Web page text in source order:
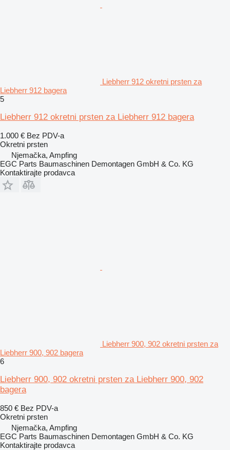
Liebherr 912 okretni prsten za
Liebherr 912 bagera
5
Liebherr 912 okretni prsten za Liebherr 912 bagera
1.000 € Bez PDV-a
Okretni prsten
Njemačka, Ampfing
EGC Parts Baumaschinen Demontagen GmbH & Co. KG
Kontaktirajte prodavca
Liebherr 900, 902 okretni prsten za
Liebherr 900, 902 bagera
6
Liebherr 900, 902 okretni prsten za Liebherr 900, 902
bagera
850 € Bez PDV-a
Okretni prsten
Njemačka, Ampfing
EGC Parts Baumaschinen Demontagen GmbH & Co. KG
Kontaktirajte prodavca